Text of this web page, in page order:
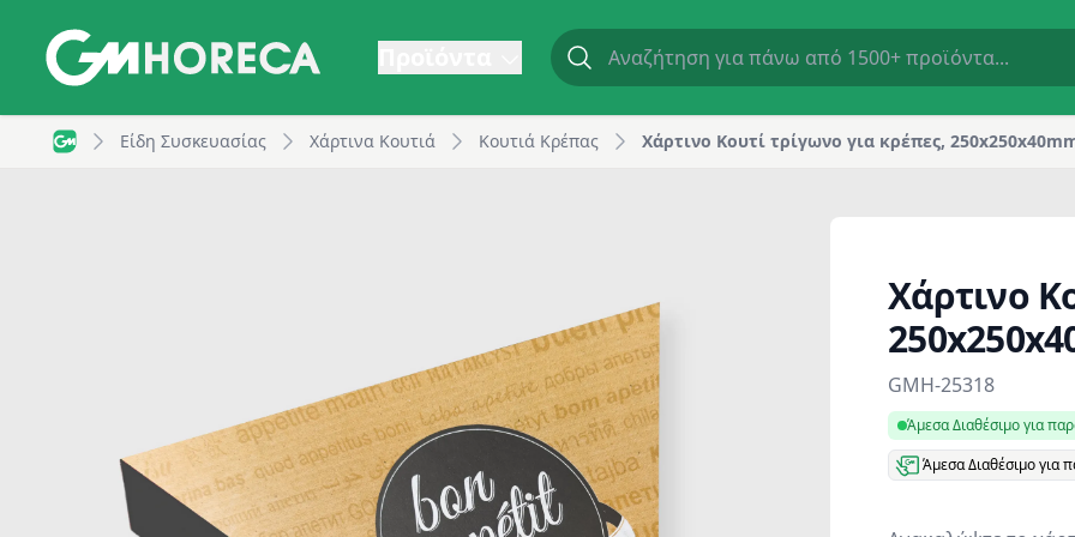
Χάρτινο Κουτί τρίγωνο για κρέπες, 250x250x40mm, Bon Apetit | GM Horeca
Είδη Συσκευασίας Χάρτινα Κουτιά Κουτιά Κρέπας Χάρτινο Κουτί τρίγωνο για κρέπες,
Χάρτινο
Product information
GMH-25318
Άμεσα Διαθέσιμο για
Άμεσα Διαθέσιμο για